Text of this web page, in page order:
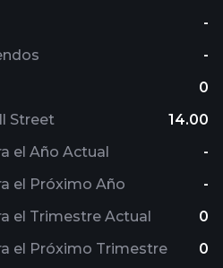
-
-
0
Street
14.00
el Año Actual
-
el Próximo Año
-
el Trimestre Actual
0
el Próximo Trimestre
0